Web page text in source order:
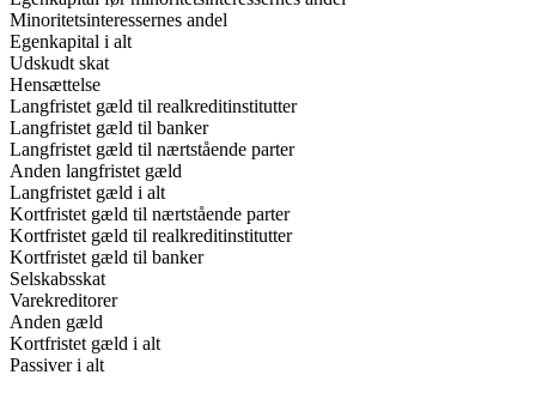
Minoritetsinteressernes andel
Egenkapital i alt
Udskudt skat
Hensættelse
Langfristet gæld til realkreditinstitutter
Langfristet gæld til banker
Langfristet gæld til nærtstående parter
Anden langfristet gæld
Langfristet gæld i alt
Kortfristet gæld til nærtstående parter
Kortfristet gæld til realkreditinstitutter
Kortfristet gæld til banker
Selskabsskat
Varekreditorer
Anden gæld
Kortfristet gæld i alt
Passiver i alt